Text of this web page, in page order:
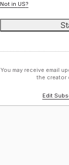
Not in US?
You may receive email
the creator
Edit